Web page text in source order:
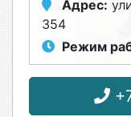
Адрес:
354
Режим